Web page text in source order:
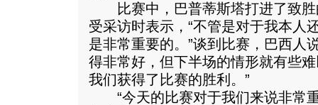
比赛中，巴普蒂斯塔打进了致胜
受采访时表示，“不管是对于我本人
是非常重要的。”谈到比赛，巴西人
得非常好，但下半场的情形就有些
我们获得了比赛的胜利。”
“今天的比赛对于我们来说非常